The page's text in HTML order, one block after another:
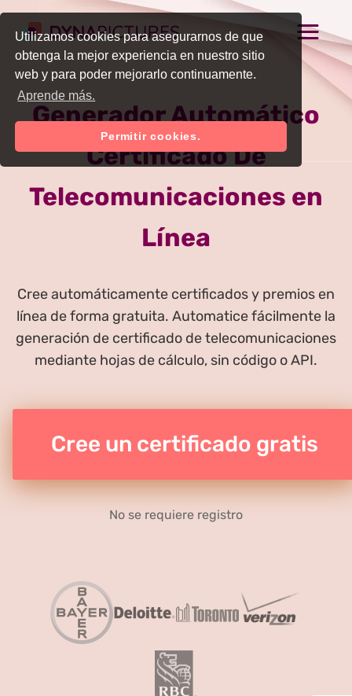
Utilizamos cookies para asegurarnos de que
obtenga la mejor experiencia en nuestro sitio
web y para poder mejorarlo continuamente.
Aprende más.
Permitir cookies.
Generador Automático
Certificado De
Telecomunicaciones en
Línea
Cree automáticamente certificados y premios en
línea de forma gratuita. Automatice fácilmente la
generación de certificado de telecomunicaciones
mediante hojas de cálculo, sin código o API.
Cree un certificado gratis
No se requiere registro